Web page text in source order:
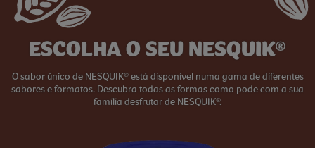
ESCOLHA O SEU NESQUIK®
O sabor único de NESQUIK® está disponível numa gama de diferentes
sabores e formatos. Descubra todas as formas como pode com a sua
família desfrutar de NESQUIK®.